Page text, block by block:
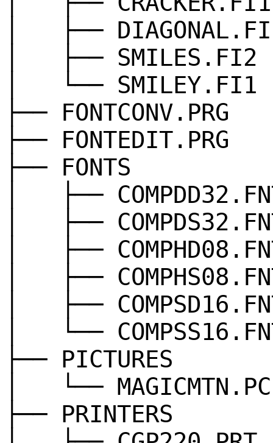
│ ├──
│ ├── SMILES.FI2
│ └── SMILEY.FI1
├── FONTCONV.PRG
├── FONTEDIT.PRG
├── FONTS
│ ├──
│ ├──
│ ├──
│ ├──
│ ├──
│ └──
├── PICTURES
│ └──
├── PRINTERS